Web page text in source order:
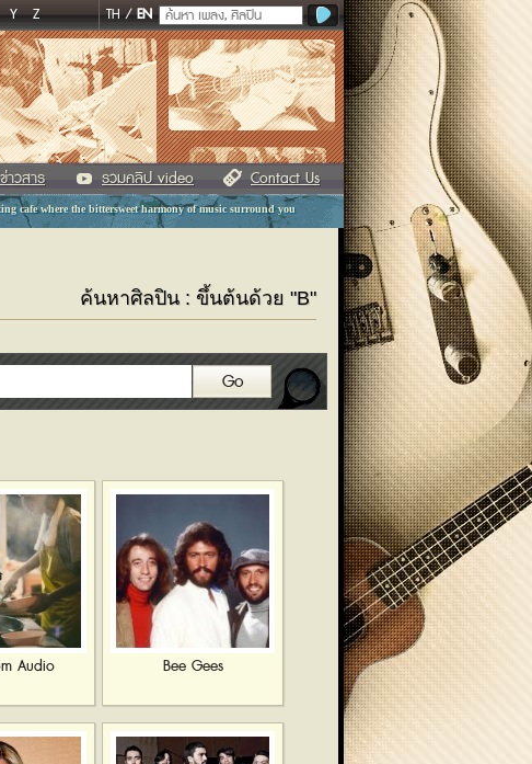
Y Z TH/EN
cafe where the bittersweet harmony of music surround you
วสาร รวมคลิป video Contact Us
ค้นหาศิลปิน : ขึ้นต้นด้วย "B"
Audio Bee Gees